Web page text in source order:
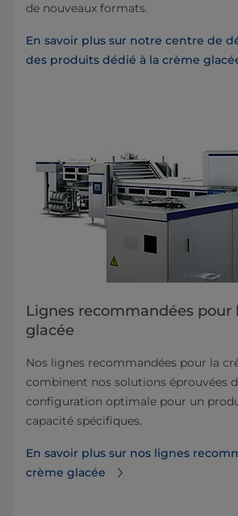
de nouveaux formats.
En savoir plus sur notre centre de
des produits dédié à la crème
Lignes recommandées pour
glacée
Nos lignes recommandées pour la
combinent nos solutions éprouvées
configuration optimale pour un
capacité spécifiques.
​​​​​​​​​​​​​​​​​​​​​​​​​​​​​​En savoir plus sur nos lignes
crème glacée